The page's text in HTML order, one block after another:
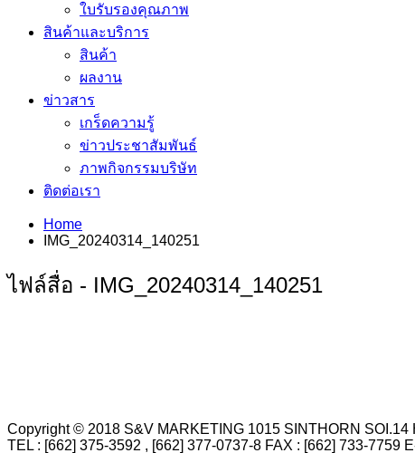
ใบรับรองคุณภาพ
สินค้าและบริการ
สินค้า
ผลงาน
ข่าวสาร
เกร็ดความรู้
ข่าวประชาสัมพันธ์
ภาพกิจกรรมบริษัท
ติดต่อเรา
Home
IMG_20240314_140251
ไฟล์สื่อ - IMG_20240314_140251
Copyright © 2018 S&V MARKETING 1015 SINTHORN
TEL : [662] 375-3592 , [662] 377-0737-8 FAX : [662] 733-7759